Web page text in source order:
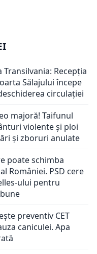
Recepția
Sălajului începe
circulației
majoră! Taifunul
violente și ploi
și zboruri anulate
poate schimba
României. PSD cere
ului pentru
preventiv CET
caniculei. Apa